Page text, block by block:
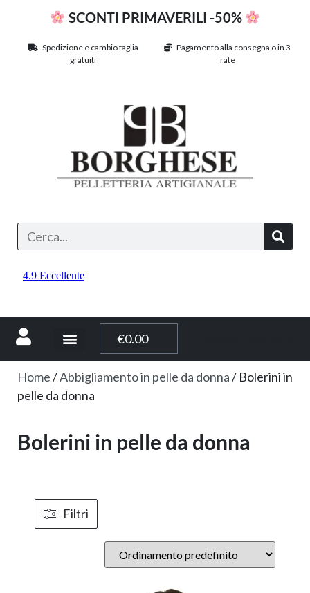
SCONTI PRIMAVERILI -50%
Spedizione e cambio taglia
gratuiti
Pagamento alla consegna o in 3
rate
€0.00
Home/Abbigliamento in pelle da donna/ Bolerini in
pelle da donna
Bolerini in pelle da donna
Filtri